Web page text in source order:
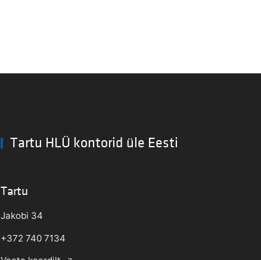
Tartu HLÜ kontorid üle Eesti
Tartu
Jakobi 34
+372 740 7134